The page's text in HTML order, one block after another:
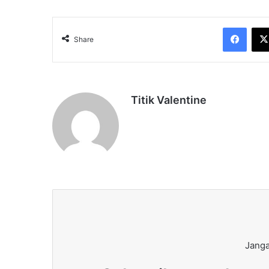
Share
Titik Valentine